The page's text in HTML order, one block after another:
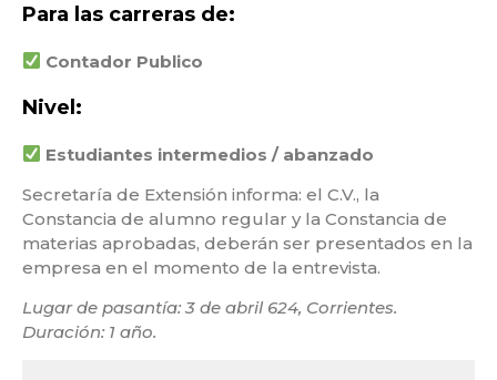
Para las carreras de:
Contador Publico
Nivel:
Estudiantes intermedios / abanzado
Secretaría de Extensión informa: el C.V., la
Constancia de alumno regular y la Constancia de
materias aprobadas, deberán ser presentados en la
empresa en el momento de la entrevista.
Lugar de pasantía: 3 de abril 624, Corrientes.
Duración: 1 año.